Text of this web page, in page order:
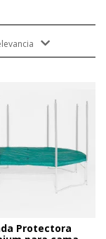
Protectora